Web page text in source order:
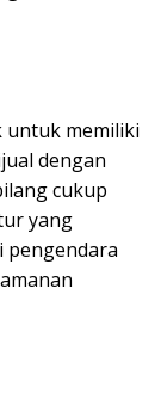
untuk memiliki
dengan
cukup
yang
pengendara